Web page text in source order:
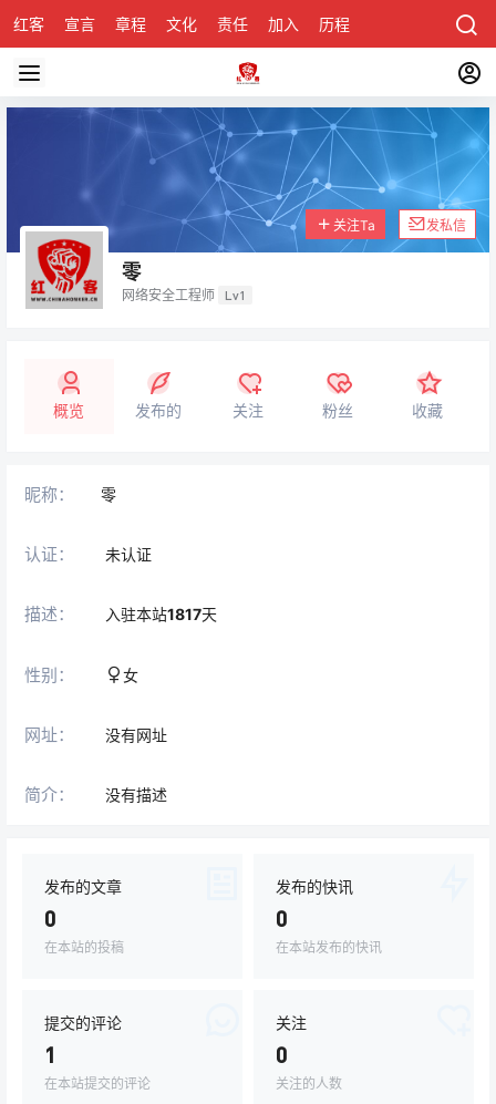
红客 宣言 章程 文化 责任 加入 历程 关于
零
网络安全工程师 Lv1
关注Ta 发私信
概览 发布的 关注 粉丝 收藏
昵称： 零
认证： 未认证
描述： 入驻本站1817天
性别： 女
网址： 没有网址
简介： 没有描述
发布的文章
0
在本站的投稿
发布的快讯
0
在本站发布的快讯
提交的评论
1
在本站提交的评论
关注
0
关注的人数